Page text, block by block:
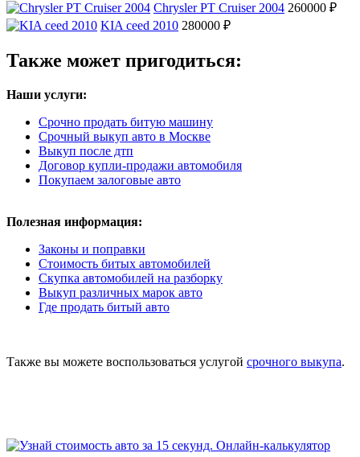
Chrysler PT Cruiser 2004 260000 ₽
KIA ceed 2010 280000 ₽
Также может пригодиться:
Наши услуги:
Срочно продать битую машину
Срочный выкуп авто в Москве
Выкуп после дтп
Договор купли-продажи автомобиля
Покупаем залоговые авто
Полезная информация:
Законы и поправки
Стоимость битых автомобилей
Скупка автомобилей на разборку
Выкуп различных марок авто
Где продать битый авто
Также вы можете воспользоваться услугой срочного выкупа.